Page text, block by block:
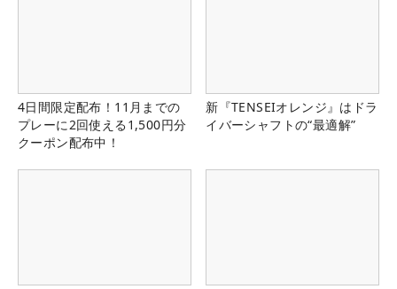
4日間限定配布！11月までの
プレーに2回使える1,500円分
クーポン配布中！
新『TENSEIオレンジ』はドラ
イバーシャフトの“最適解”